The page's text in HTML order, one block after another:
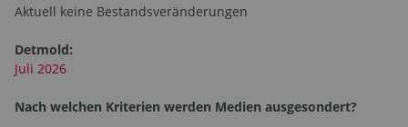
Aktuell keine Bestandsveränderungen
Detmold:
Juli 2026
Nach welchen Kriterien werden Medien ausgesondert?